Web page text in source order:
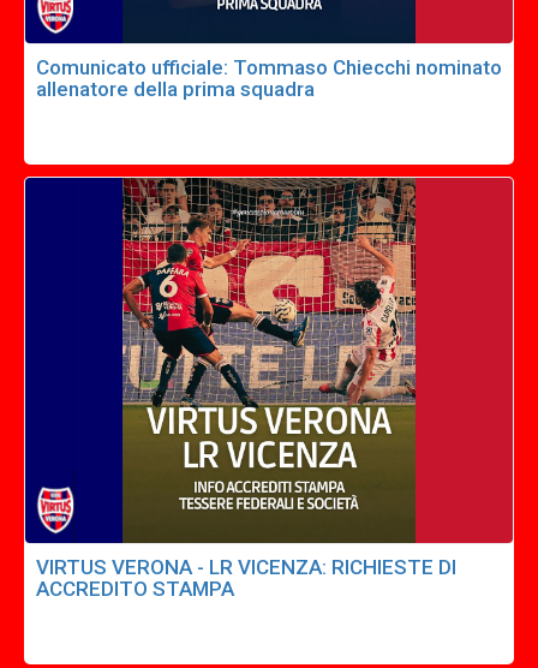
Comunicato ufficiale: Tommaso Chiecchi nominato
allenatore della prima squadra
VIRTUS VERONA - LR VICENZA: RICHIESTE DI
ACCREDITO STAMPA